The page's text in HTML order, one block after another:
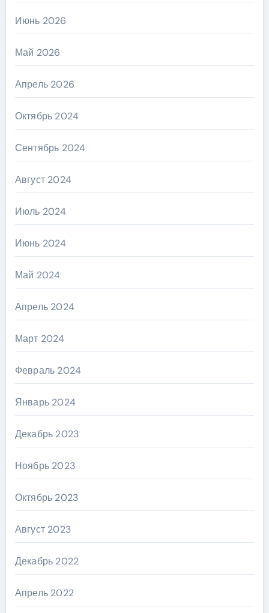
Июнь 2026
Май 2026
Апрель 2026
Октябрь 2024
Сентябрь 2024
Август 2024
Июль 2024
Июнь 2024
Май 2024
Апрель 2024
Март 2024
Февраль 2024
Январь 2024
Декабрь 2023
Ноябрь 2023
Октябрь 2023
Август 2023
Декабрь 2022
Апрель 2022